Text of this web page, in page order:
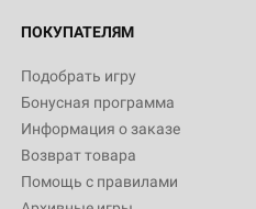
ПОКУПАТЕЛЯМ
Подобрать игру
Бонусная программа
Информация о заказе
Возврат товара
Помощь с правилами